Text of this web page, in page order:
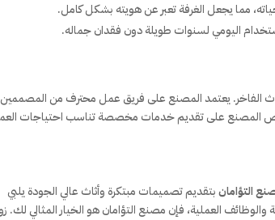
مما يجعل الغرفة تعبر عن هويته بشكل كامل.
اليومي لسنوات طويلة دون فقدان جماله.
الفاخر. يعتمد المصنع على فريق عمل محترف من المصممين
المصنع على تقديم خدمات مخصصة تناسب احتياجات
التؤامانبتقديم تصميمات مبتكرة وأثاث عالي الجودة يلبي
العملية، فإن مصنع التؤامان هو الخيار المثالي لك.